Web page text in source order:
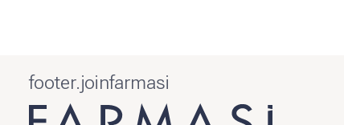
footer.joinfarmasi